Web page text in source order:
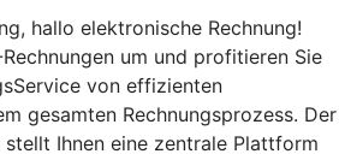
hallo elektronische Rechnung!
um und profitieren Sie
von effizienten
gesamten Rechnungsprozess. Der
stellt Ihnen eine zentrale Plattform